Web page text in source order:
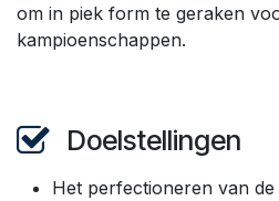
om in piek form te geraken
kampioenschappen.
Doelstellingen
Het perfectioneren van